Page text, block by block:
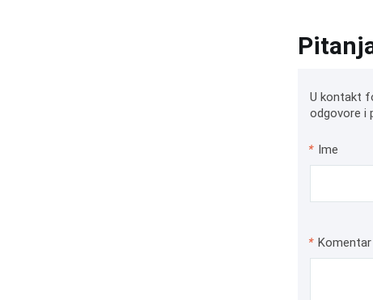
U kontakt
odgovore i
* Ime
* Komentar